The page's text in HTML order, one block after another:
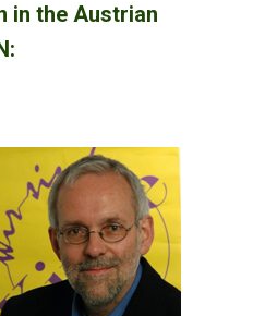
in the Austrian